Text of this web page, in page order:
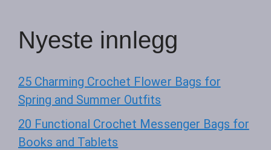
Nyeste innlegg
25 Charming Crochet Flower Bags for
Spring and Summer Outfits
20 Functional Crochet Messenger Bags for
Books and Tablets